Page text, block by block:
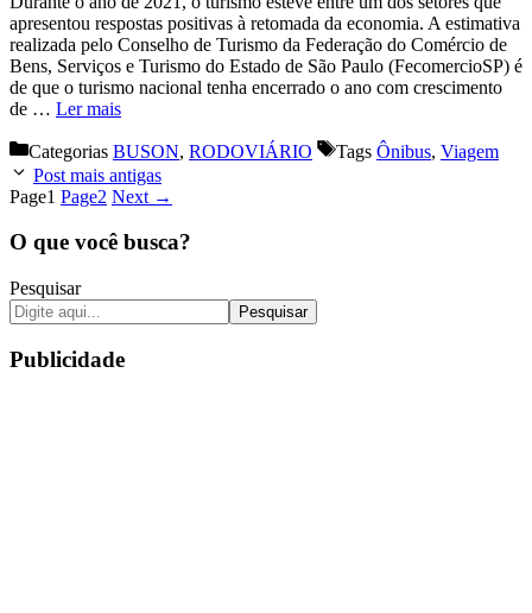
apresentou respostas positivas à retomada da economia. A estimativa
realizada pelo Conselho de Turismo da Federação do Comércio de
Bens, Serviços e Turismo do Estado de São Paulo (FecomercioSP) é
de que o turismo nacional tenha encerrado o ano com crescimento
de … Ler mais
Categorias BUSON, RODOVIÁRIO Tags Ônibus, Viagem
Post mais antigas
Page1 Page2 Next →
O que você busca?
Pesquisar
Pesquisar
Publicidade